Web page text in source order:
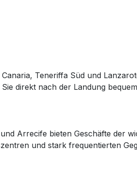
Teneriffa Süd und
direkt nach der Landung
Arrecife bieten Geschäfte der
und stark frequentierten